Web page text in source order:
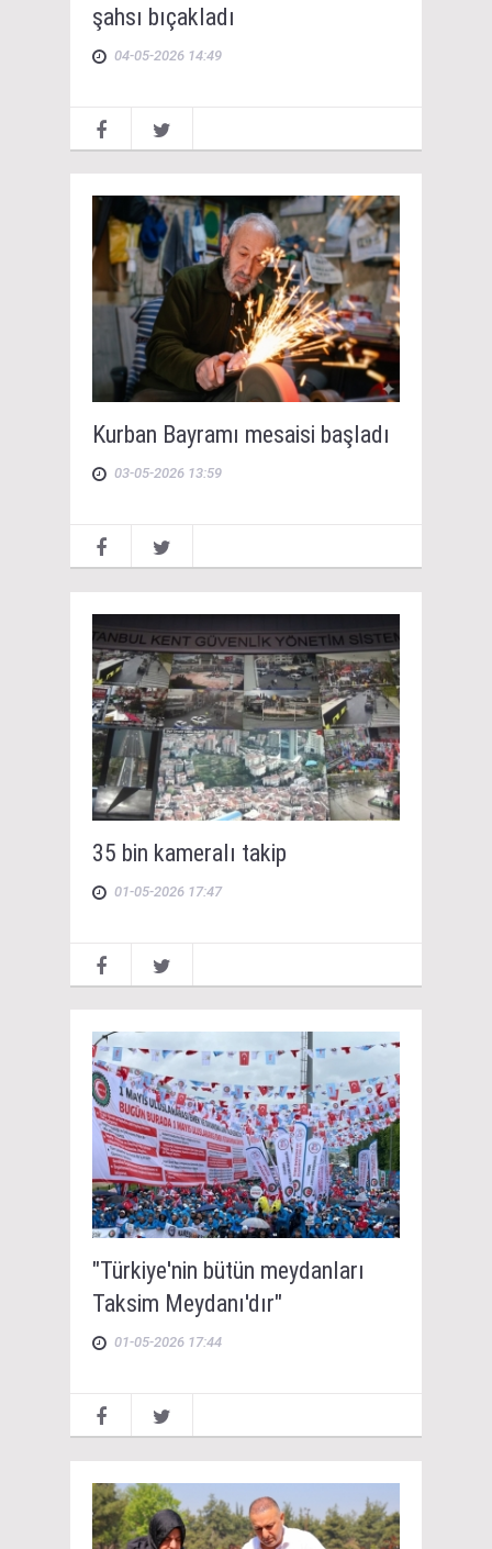
şahsı bıçakladı
04-05-2026 14:49
Kurban Bayramı mesaisi başladı
03-05-2026 13:59
35 bin kameralı takip
01-05-2026 17:47
"Türkiye'nin bütün meydanları
Taksim Meydanı'dır"
01-05-2026 17:44